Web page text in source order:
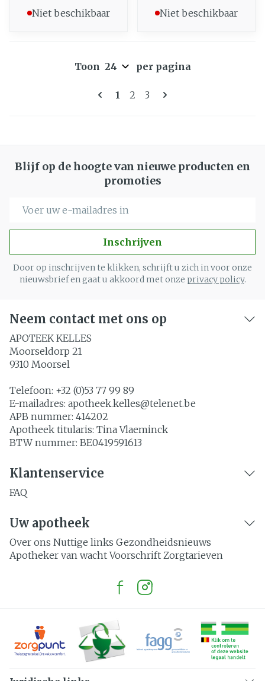
Niet beschikbaar Niet beschikbaar
Pagina's
U lees momenteel pagina
1 Pagina
2 Pagina
3
Toon per pagina
Blijf op de hoogte van nieuwe producten en
promoties
Inschrijven
Door op inschrijven te klikken, schrijft u zich in voor onze
nieuwsbrief en gaat u akkoord met onze privacy policy.
Neem contact met ons op
APOTEEK KELLES
Moorseldorp 21
9310 Moorsel
Telefoon: +32 (0)53 77 99 89
E-mailadres: apotheek.kelles@telenet.be
APB nummer: 414202
Apotheek titularis: Tina Vlaeminck
BTW nummer: BE0419591613
Klantenservice
FAQ
Uw apotheek
Over ons Nuttige links Gezondheidsnieuws
Apotheker van wacht Voorschrift Zorgtarieven